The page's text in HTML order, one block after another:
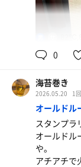
特製醤油
サウナ後
0
海苔巻き
2026.05.20 1
オールドル
スタンプラ
オールドル
や。
アチアチで